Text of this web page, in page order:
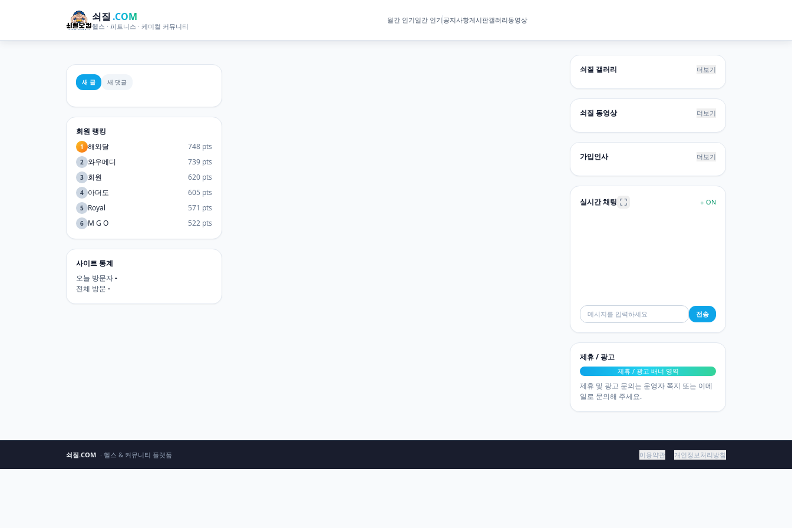
쇠질 .COM
헬스 · 피트니스 · 케미컬 커뮤니티
월간 인기일간 인기공지사항게시판갤러리동영상
새 글 새 댓글
회원 랭킹
1 해와달 748 pts
2 와우메디 739 pts
3 회원 620 pts
4 아더도 605 pts
5 Royal 571 pts
6 M G O 522 pts
사이트 통계
오늘 방문자-
전체 방문 -
쇠질 갤러리 더보기
쇠질 동영상 더보기
가입인사 더보기
실시간 채팅 ● ON
전송
제휴 / 광고
제휴 / 광고 배너 영역
제휴 및 광고 문의는 운영자 쪽지 또는 이메
일로 문의해 주세요.
쇠질.COM · 헬스 & 커뮤니티 플랫폼 이용약관 개인정보처리방침